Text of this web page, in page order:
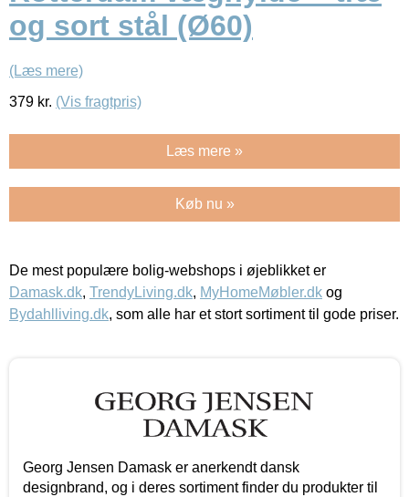
og sort stål (Ø60)
(Læs mere)
379 kr. (Vis fragtpris)
Læs mere »
Køb nu »
De mest populære bolig-webshops i øjeblikket er
Damask.dk, TrendyLiving.dk, MyHomeMøbler.dk og
Bydahlliving.dk, som alle har et stort sortiment til gode priser.
Georg Jensen Damask er anerkendt dansk
designbrand, og i deres sortiment finder du produkter til